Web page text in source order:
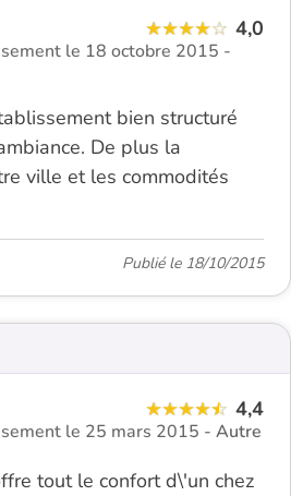
4,0
le 18 octobre 2015 -
bien structuré
De plus la
ville et les commodités
Publié le 18/10/2015
4,4
le 25 mars 2015 - Autre
tout le confort d\'un chez